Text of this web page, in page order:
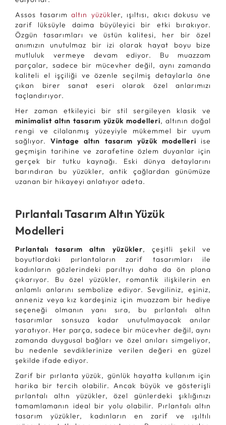
Assos tasarımaltın yüzükler, ışıltısı, akıcı dokusu ve
zarif lüksüyle daima büyüleyici bir etki bırakıyor.
Özgün tasarımları ve üstün kalitesi, her bir özel
anımızın unutulmaz bir izi olarak hayat boyu bize
mutluluk vermeye devam ediyor. Bu muazzam
parçalar, sadece bir mücevher değil, aynı zamanda
kaliteli el işçiliği ve özenle seçilmiş detaylarla öne
çıkan birer sanat eseri olarak özel anlarımızı
taçlandırıyor.
Her zaman etkileyici bir stil sergileyen klasik ve
minimalist altın tasarım yüzük modelleri, altının doğal
rengi ve cilalanmış yüzeyiyle mükemmel bir uyum
sağlıyor.Vintage altın tasarım yüzük modelleri ise
geçmişin tarihine ve zarafetine özlem duyanlar için
gerçek bir tutku kaynağı. Eski dünya detaylarını
barındıran bu yüzükler, antik çağlardan günümüze
uzanan bir hikayeyi anlatıyor adeta.
Pırlantalı Tasarım Altın Yüzük
Modelleri
Pırlantalı tasarım altın yüzükler, çeşitli şekil ve
boyutlardaki pırlantaların zarif tasarımları ile
kadınların gözlerindeki parıltıyı daha da ön plana
çıkarıyor. Bu özel yüzükler, romantik ilişkilerin en
anlamlı anlarını sembolize ediyor. Sevgiliniz, eşiniz,
anneniz veya kız kardeşiniz için muazzam bir hediye
seçeneği olmanın yanı sıra, bu pırlantalı altın
tasarımlar sonsuza kadar unutulmayacak anılar
yaratıyor. Her parça, sadece bir mücevher değil, aynı
zamanda duygusal bağları ve özel anıları simgeliyor,
bu nedenle sevdiklerinize verilen değeri en güzel
şekilde ifade ediyor.
Zarif bir pırlanta yüzük, günlük hayatta kullanım için
harika bir tercih olabilir. Ancak büyük ve gösterişli
pırlantalı altın yüzükler, özel günlerdeki şıklığınızı
tamamlamanın ideal bir yolu olabilir. Pırlantalı altın
tasarım yüzükler, kadınların en zarif ve ışıltılı